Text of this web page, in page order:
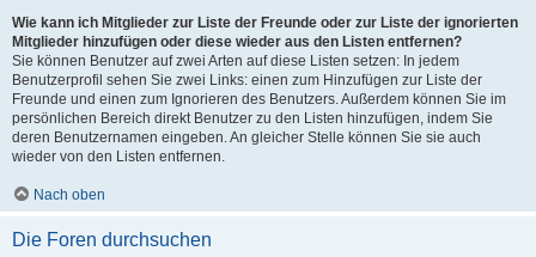
Wie kann ich Mitglieder zur Liste der Freunde oder zur Liste der ignorierten
Mitglieder hinzufügen oder diese wieder aus den Listen entfernen?
Sie können Benutzer auf zwei Arten auf diese Listen setzen: In jedem
Benutzerprofil sehen Sie zwei Links: einen zum Hinzufügen zur Liste der
Freunde und einen zum Ignorieren des Benutzers. Außerdem können Sie im
persönlichen Bereich direkt Benutzer zu den Listen hinzufügen, indem Sie
deren Benutzernamen eingeben. An gleicher Stelle können Sie sie auch
wieder von den Listen entfernen.
Nach oben
Die Foren durchsuchen